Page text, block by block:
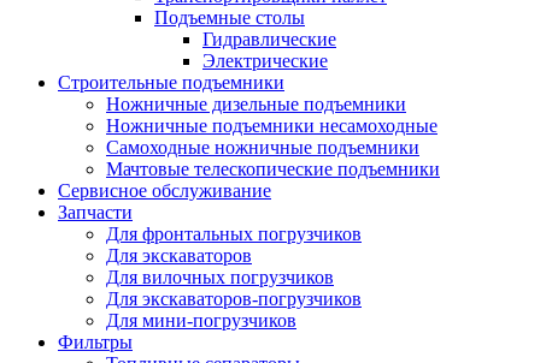
Подъемные столы
Гидравлические
Электрические
Строительные подъемники
Ножничные дизельные подъемники
Ножничные подъемники несамоходные
Самоходные ножничные подъемники
Мачтовые телескопические подъемники
Сервисное обслуживание
Запчасти
Для фронтальных погрузчиков
Для экскаваторов
Для вилочных погрузчиков
Для экскаваторов-погрузчиков
Для мини-погрузчиков
Фильтры